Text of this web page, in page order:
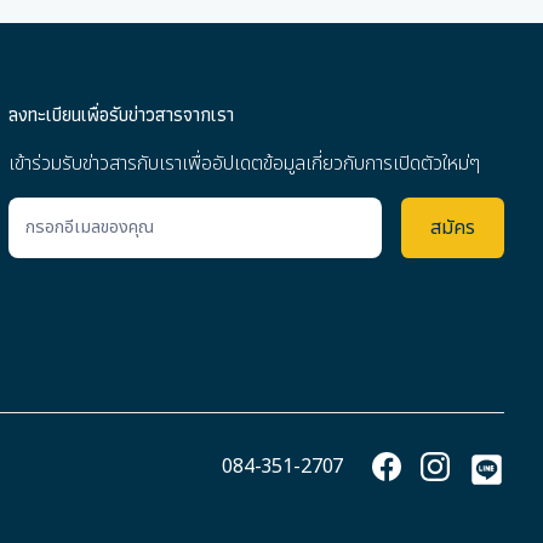
ลงทะเบียนเพื่อรับข่าวสารจากเรา
เข้าร่วมรับข่าวสารกับเราเพื่ออัปเดตข้อมูลเกี่ยวกับการเปิดตัวใหม่ๆ
084-351-2707